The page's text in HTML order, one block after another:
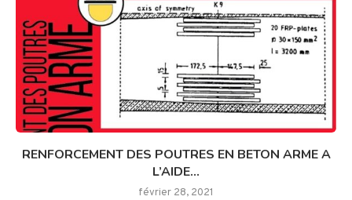
RENFORCEMENT DES POUTRES EN BETON ARME A
L’AIDE...
février 28, 2021